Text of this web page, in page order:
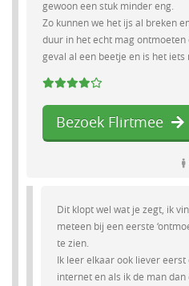
gewoon een stuk minder eng.
Zo kunnen we het ijs al breken
duur in het echt mag
geval al een beetje en is het
Bezoek Flirtmee
Dit klopt wel wat je zegt, ik
meteen bij een eerste
te zien.
Ik leer elkaar ook liever
internet en als ik de man